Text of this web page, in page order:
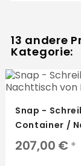
13 andere
Kategorie:
Snap -
Container /
207,00 € *